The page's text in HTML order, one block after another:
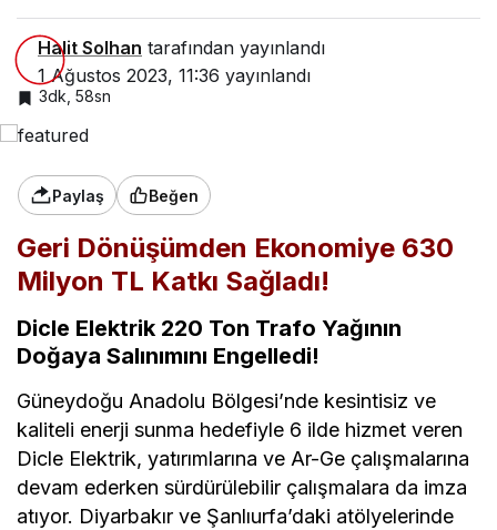
Halit Solhan tarafından yayınlandı
1 Ağustos 2023, 11:36 yayınlandı
3dk, 58sn
Paylaş Beğen
Geri Dönüşümden Ekonomiye 630
Milyon TL Katkı Sağladı!
Dicle Elektrik 220 Ton Trafo Yağının
Doğaya Salınımını Engelledi!
Güneydoğu Anadolu Bölgesi’nde kesintisiz ve
kaliteli enerji sunma hedefiyle 6 ilde hizmet veren
Dicle Elektrik, yatırımlarına ve Ar-Ge çalışmalarına
devam ederken sürdürülebilir çalışmalara da imza
atıyor. Diyarbakır ve Şanlıurfa’daki atölyelerinde